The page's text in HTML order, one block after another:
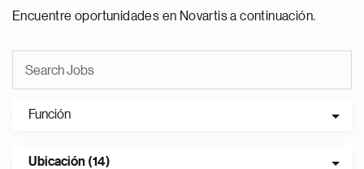
Encuentre oportunidades en Novartis a continuación.
Función
Ubicación (14)